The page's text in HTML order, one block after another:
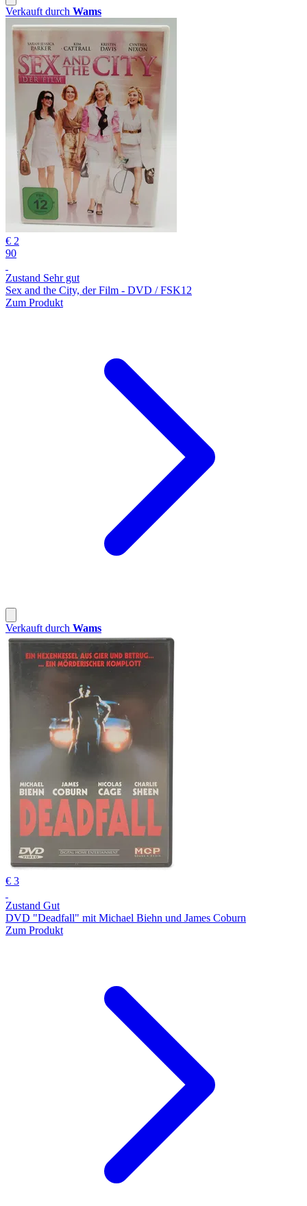
Verkauft durch Wams
€ 2
90
Zustand Sehr gut
Sex and the City, der Film - DVD / FSK12
Zum Produkt
Verkauft durch Wams
€ 3
Zustand Gut
DVD "Deadfall" mit Michael Biehn und James Coburn
Zum Produkt